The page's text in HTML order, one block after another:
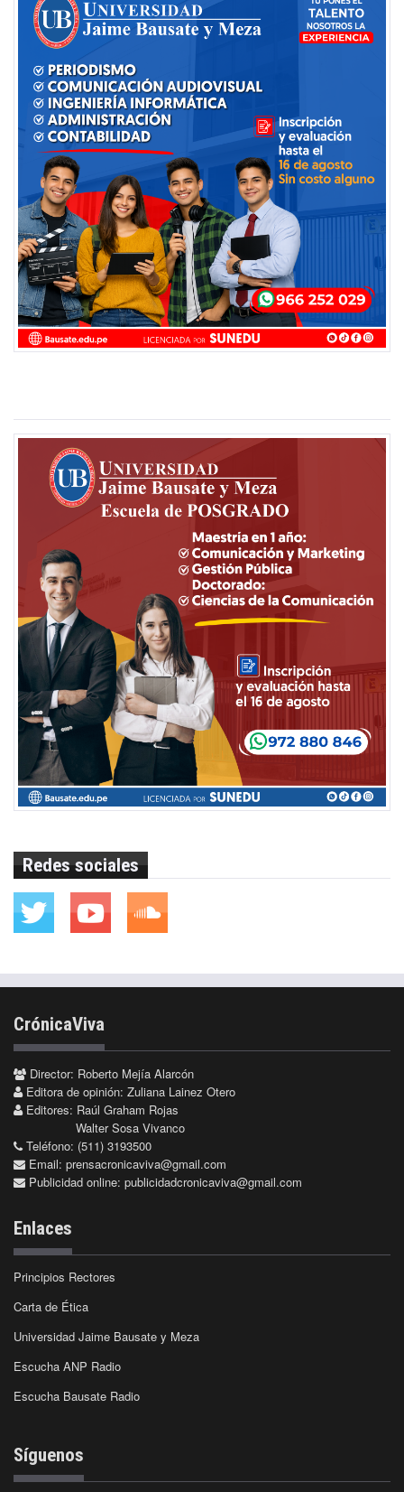
Redes sociales
CrónicaViva
Director: Roberto Mejía Alarcón
Editora de opinión: Zuliana Lainez Otero
Editores: Raúl Graham Rojas
Walter Sosa Vivanco
Teléfono: (511) 3193500
Email: prensacronicaviva@gmail.com
Publicidad online: publicidadcronicaviva@gmail.com
Enlaces
Principios Rectores
Carta de Ética
Universidad Jaime Bausate y Meza
Escucha ANP Radio
Escucha Bausate Radio
Síguenos